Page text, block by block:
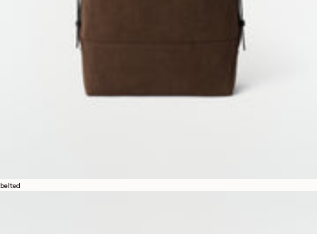
belted